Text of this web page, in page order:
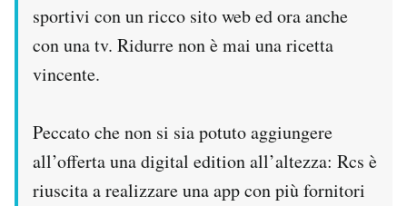
sportivi con un ricco sito web ed ora anche
con una tv. Ridurre non è mai una ricetta
vincente.
Peccato che non si sia potuto aggiungere
all’offerta una digital edition all’altezza: Rcs è
riuscita a realizzare una app con più fornitori